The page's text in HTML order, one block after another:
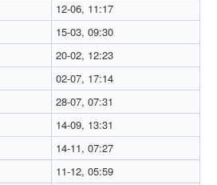
12-06, 11:17
15-03, 09:30
20-02, 12:23
02-07, 17:14
28-07, 07:31
14-09, 13:31
14-11, 07:27
11-12, 05:59